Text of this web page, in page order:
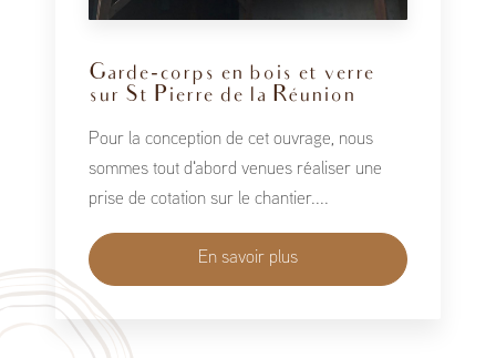
Garde-corps en bois et verre
sur St Pierre de la Réunion
Pour la conception de cet ouvrage, nous
sommes tout d'abord venues réaliser une
prise de cotation sur le chantier....
En savoir plus